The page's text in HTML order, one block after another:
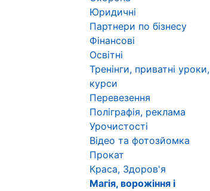
Юридичні
Партнери по бізнесу
Фінансові
Освітні
Тренінги, приватні уроки,
курси
Перевезення
Поліграфія, реклама
Урочистості
Відео та фотозйомка
Прокат
Краса, Здоров'я
Магія, ворожіння і